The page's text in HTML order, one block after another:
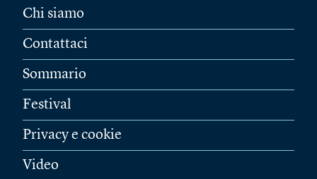
Chi siamo
Contattaci
Sommario
Festival
Privacy e cookie
Video